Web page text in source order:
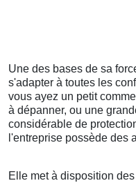
Une des bases de sa
s'adapter à toutes les
vous ayez un petit
à dépanner, ou une
considérable de
l'entreprise possède des
Elle met à disposition